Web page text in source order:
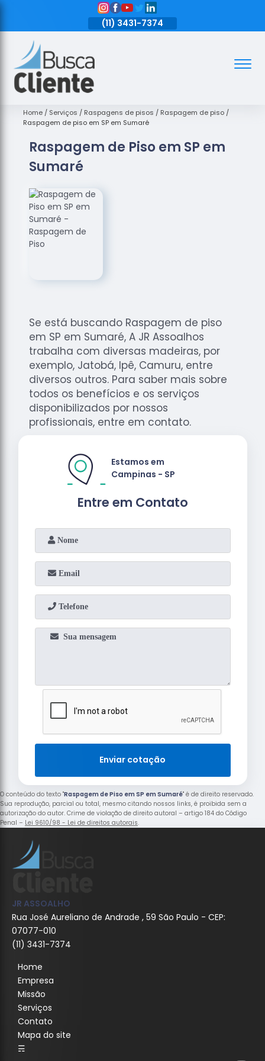
(11) 3431-7374
Assoalhos
de Madeira
Madeira
Empresas
Assoalhos
de Madeira
Loja de
Assoalhos
Assoalhos
Raspagem
de Tacos
Madeiras
Raspagens
de Pisos
Tacos de
Home Serviços Raspagens de pisos
Raspagem de piso
Raspagem de piso em SP em Sumaré
Raspagem de Piso em SP em
Sumaré
Se está buscando Raspagem de piso
em SP em Sumaré, A JR Assoalhos
trabalha com diversas madeiras, por
exemplo, Jatobá, Ipê, Camuru, entre
diversos outros. Para saber mais sobre
todos os benefícios e os serviços
disponibilizados por nossos
profissionais, entre em contato.
Entre em Contato
Estamos em
Campinas - SP
Enviar cotação
O conteúdo do texto "Raspagem de Piso em SP em Sumaré" é de direito reservado.
Sua reprodução, parcial ou total, mesmo citando nossos links, é proibida sem a
autorização do autor. Crime de violação de direito autoral – artigo 184 do Código
Penal – Lei 9610/98 - Lei de direitos autorais.
JR ASSOALHO
Rua José Aureliano de Andrade , 59 São Paulo - CEP:
07077-010
(11) 3431-7374
Home
Empresa
Missão
Serviços
Contato
Mapa do site
☴